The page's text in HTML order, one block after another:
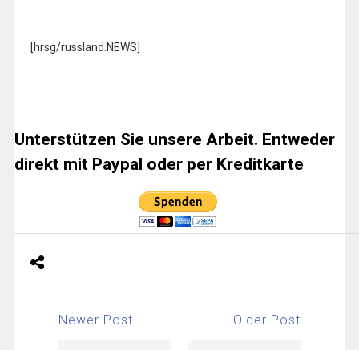
[hrsg/russland.NEWS]
Unterstützen Sie unsere Arbeit. Entweder
direkt mit Paypal oder per Kreditkarte
Newer Post Older Post